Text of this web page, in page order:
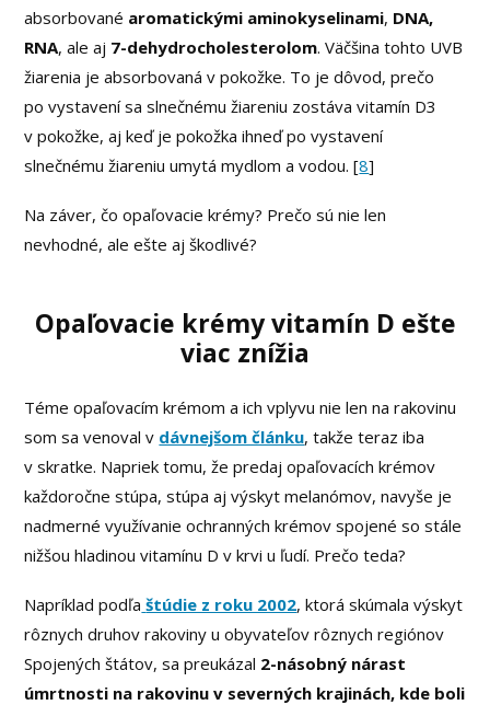
absorbované aromatickými aminokyselinami, DNA,
RNA, ale aj 7-dehydrocholesterolom. Väčšina tohto UVB
žiarenia je absorbovaná v pokožke. To je dôvod, prečo
po vystavení sa slnečnému žiareniu zostáva vitamín D3
v pokožke, aj keď je pokožka ihneď po vystavení
slnečnému žiareniu umytá mydlom a vodou. [8]
Na záver, čo opaľovacie krémy? Prečo sú nie len
nevhodné, ale ešte aj škodlivé?
Opaľovacie krémy vitamín D ešte
viac znížia
Téme opaľovacím krémom a ich vplyvu nie len na rakovinu
som sa venoval v dávnejšom článku, takže teraz iba
v skratke. Napriek tomu, že predaj opaľovacích krémov
každoročne stúpa, stúpa aj výskyt melanómov, navyše je
nadmerné využívanie ochranných krémov spojené so stále
nižšou hladinou vitamínu D v krvi u ľudí. Prečo teda?
Napríklad podľa štúdie z roku 2002, ktorá skúmala výskyt
rôznych druhov rakoviny u obyvateľov rôznych regiónov
Spojených štátov, sa preukázal 2-násobný nárast
úmrtnosti na rakovinu v severných krajinách, kde boli